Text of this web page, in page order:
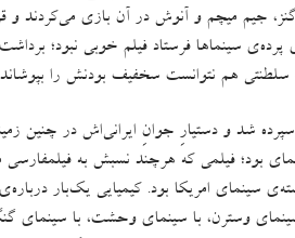
جیم میچم و آنوش در آن بازی می‌کردند و
سینماها فرستاد فیلم خوبی نبود؛
هم نتوانست سخفیف بودنش را
شد و دستیارِ جوانِ ایرانی‌اش در چنین
بود؛ فیلمی که هرچند نسبش به
سینمای امریکا بود. کیمیایی یک‌بار
وسترن، با سینمای وحشت، با سینمای